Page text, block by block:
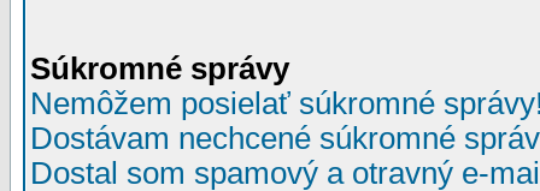
Súkromné správy
Nemôžem posielať súkromné
Dostávam nechcené súkromné
Dostal som spamový a otravný e-